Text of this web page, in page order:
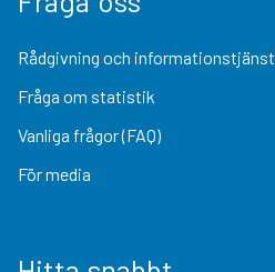
Rådgivning och informationstjänst
Fråga om statistik
Vanliga frågor (FAQ)
För media